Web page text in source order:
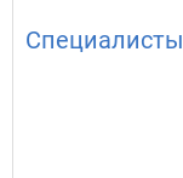
Специалисты